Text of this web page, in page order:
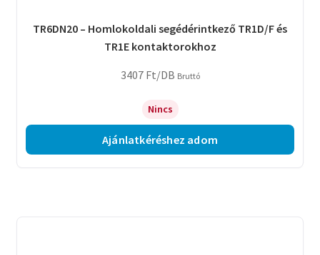
TR6DN20 – Homlokoldali segédérintkező TR1D/F és
TR1E kontaktorokhoz
3407 Ft/DB Bruttó
Nincs
Ajánlatkéréshez adom